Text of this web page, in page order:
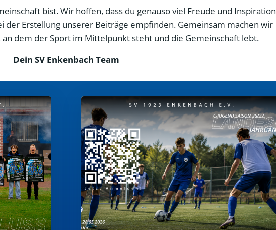
bist. Wir hoffen, dass du genauso viel Freude und Inspiration
der Erstellung unserer Beiträge empfinden. Gemeinsam machen wir
an dem der Sport im Mittelpunkt steht und die Gemeinschaft lebt.
Dein SV Enkenbach Team